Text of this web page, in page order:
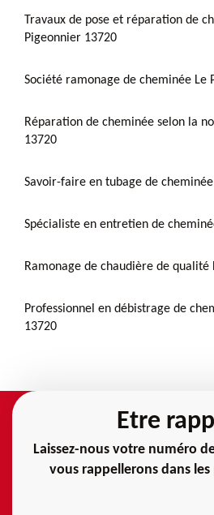
Travaux de pose et réparation de
Pigeonnier 13720
Société ramonage de cheminée Le
Réparation de cheminée selon la
13720
Savoir-faire en tubage de
Spécialiste en entretien de
Ramonage de chaudière de qualité
Professionnel en débistrage de
13720
Etre
Laissez-nous votre numéro
vous rappellerons dans